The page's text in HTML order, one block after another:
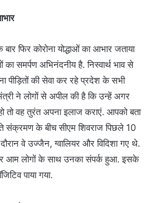
फिर कोरोना योद्धाओं का आभार जताया
का समर्पण अभिनंदनीय है. निस्वार्थ भाव से
पीड़ितों की सेवा कर रहे प्रदेश के सभी
ने लोगों से अपील की है कि उन्हें अगर
तो वह तुरंत अपना इलाज कराएं. आपको बता
के बीच सीएम शिवराज पिछले 10
वे उज्जैन, ग्वालियर और विदिशा गए थे.
आम लोगों के साथ उनका संपर्क हुआ. इसके
पाया गया.